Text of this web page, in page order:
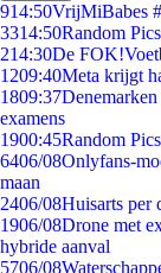
914:50VrijMiBabes
3314:50Random
214:30De
1209:40Meta krijgt
1809:37
examens
1900:45Random
6406/08Onlyfans-
maan
2406/08Huisarts per
1906/08Drone met
hybride aanval
5706/08